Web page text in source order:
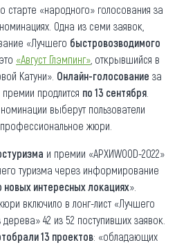
старте «народного» голосования за
Одна из семи заявок,
«Лучшего быстровозводимого
«Август Глэмпинг» , открывшийся в
Катуни». Онлайн-голосование за
продлится по 13 сентября
выберут пользователи
профессиональное жюри.
и премии «АРХИWOOD-2022»
туризма через информирование
новых интересных локациях».
включило в лонг-лист «Лучшего
42 из 52 поступивших заявок.
13 проектов: «обладающих